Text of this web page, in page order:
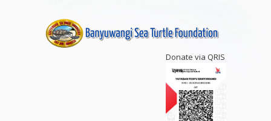
Donate via QRIS